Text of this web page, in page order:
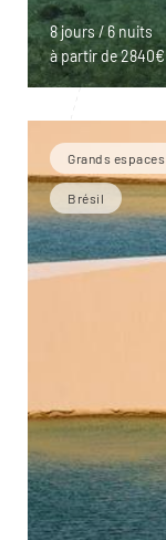
8 jours / 6 nuits
à partir de 2840€
Grands espaces
Brésil